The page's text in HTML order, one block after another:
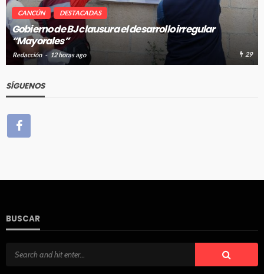
CANCÚN DESTACADAS
Pablo Bustamante acompaña a familias afuera del
Hospital General de Cancún
Redacción 12 horas ago 31
SÍGUENOS
BUSCAR